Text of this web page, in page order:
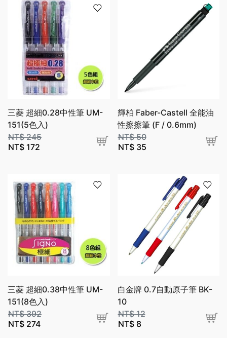
三菱 超細0.28中性筆 UM-
151(5色入)
NT$245
NT$ 172
輝柏 Faber-Castell 全能油
性擦擦筆 (F / 0.6mm)
NT$50
NT$35
三菱 超細0.38中性筆 UM-
151(8色入)
NT$392
NT$ 274
白金牌 0.7自動原子筆 BK-
10
NT$12
NT$8